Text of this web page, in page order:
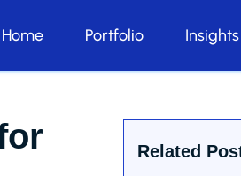
Home Portfolio Insights
Related